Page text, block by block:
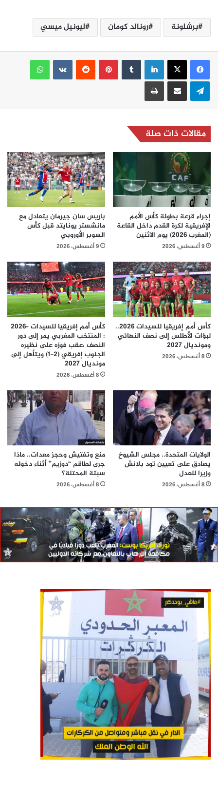
برشلونة رونالد كومان ليونيل ميسي
لينكدإن بينتيريست
واتساب
تيلقرام مشاركة عبر البريد طباعة
مقالات ذات صلة
إجراء قرعة بطولة كأس الأمم
الإفريقية لكرة القدم داخل القاعة
(المغرب 2026) يوم الاثنين
9 أغسطس، 2026
باريس سان جيرمان يتعادل مع
مانشستر يونايتد قبل كأس
السوبر الأوروبي
9 أغسطس، 2026
كأس أمم إفريقيا للسيدات 2026..
لبؤات الأطلس إلى نصف النهائي
ومونديال 2027
8 أغسطس، 2026
كأس أمم إفريقيا للسيدات –2026
: المنتخب المغربي يمر إلى دور
النصف ،عقب فوزه على نظيره
الجنوب إفريقي (2-1) ويتأهل إلى
مونديال 2027
8 أغسطس، 2026
الولايات المتحدة.. مجلس الشيوخ
يصادق على تعيين تود بلانش
وزيرا للعدل
8 أغسطس، 2026
منع وتفتيش وحجز معدات.. ماذا
جرى لطاقم “دوزيم” أثناء دخوله
سبتة المحتلة؟
8 أغسطس، 2026